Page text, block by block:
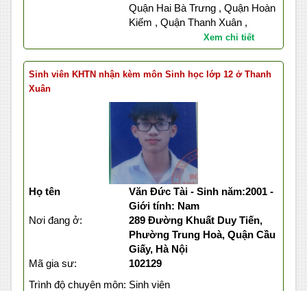
Quận Hai Bà Trưng , Quận Hoàn
Kiếm , Quận Thanh Xuân ,
Xem chi tiết
Sinh viên KHTN nhận kèm môn Sinh học lớp 12 ở Thanh
Xuân
Họ tên
Văn Đức Tài - Sinh năm:2001 -
Giới tính: Nam
Nơi đang ở:
289 Đường Khuất Duy Tiến,
Phường Trung Hoà, Quận Cầu
Giấy, Hà Nội
Mã gia sư:
102129
Trình độ chuyên môn: Sinh viên